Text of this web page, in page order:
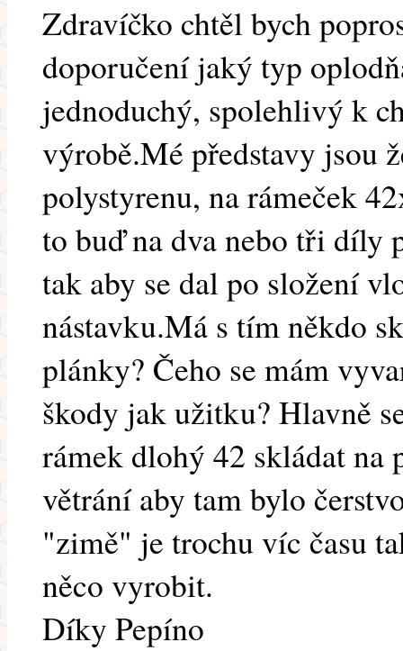
Zdravíčko chtěl bych
doporučení jaký typ
jednoduchý, spolehlivý k
výrobě.Mé představy jsou
polystyrenu, na rámeček
to buď na dva nebo tři díly
tak aby se dal po složení
nástavku.Má s tím někdo
plánky? Čeho se mám
škody jak užitku? Hlavně
rámek dlohý 42 skládat
větrání aby tam bylo
"zimě" je trochu víc času
něco vyrobit.
Díky Pepíno